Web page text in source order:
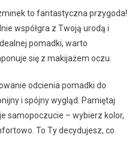
to fantastyczna przygoda!
współgra z Twoją urodą i
pomadki, warto
się z makijażem oczu.
odcienia pomadki do
i spójny wygląd. Pamiętaj
samopoczucie – wybierz kolor,
To Ty decydujesz, co